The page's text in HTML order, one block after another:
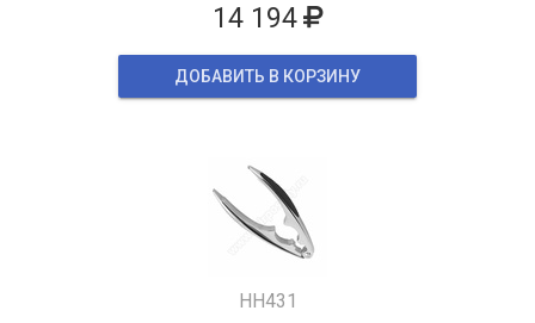
14 194
ДОБАВИТЬ В КОРЗИНУ
HH431